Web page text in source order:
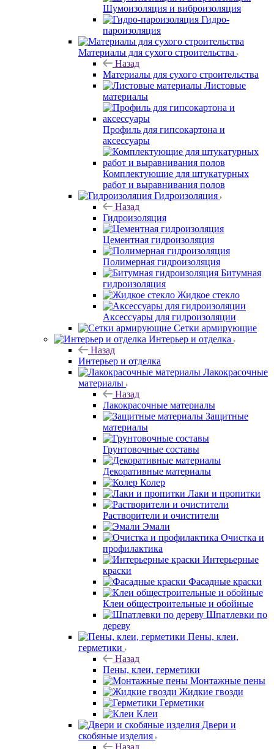
Шумоизоляция и виброизоляция
Гидро-
пароизоляция
Материалы для сухого строительства
Назад
Материалы для сухого строительства
Листовые
материалы
Профиль для гипсокартона и
аксессуары
Комплектующие для штукатурных
работ и выравнивания полов
Гидроизоляция
Назад
Гидроизоляция
Цементная гидроизоляция
Полимерная гидроизоляция
Битумная
гидроизоляция
Жидкое стекло
Аксессуары для гидроизоляции
Сетки армирующие
Интерьер и отделка
Назад
Интерьер и отделка
Лакокрасочные
материалы
Назад
Лакокрасочные материалы
Защитные
материалы
Грунтовочные составы
Декоративные материалы
Колер
Лаки и пропитки
Растворители и очистители
Эмали
Очистка и
профилактика
Интерьерные
краски
Фасадные краски
Клеи общестроительные и обойные
Шпатлевки по
дереву
Пены, клеи,
герметики
Назад
Пены, клеи, герметики
Монтажные пены
Жидкие гвозди
Герметики
Клеи
Двери и
скобяные изделия
Назад